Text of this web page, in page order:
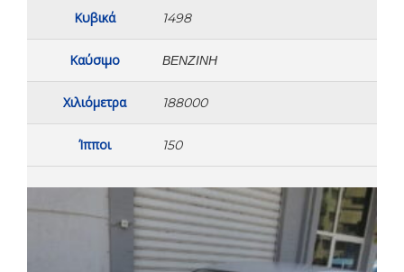
Κυβικά 1498
Καύσιμο ΒΕΝΖΊΝΗ
Χιλιόμετρα 188000
Ίπποι 150